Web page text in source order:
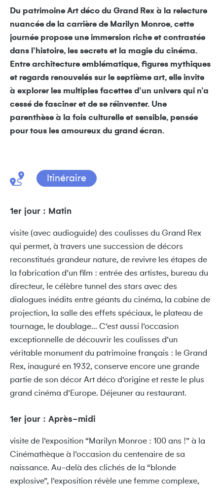
Du patrimoine Art déco du Grand Rex à la relecture
nuancée de la carrière de Marilyn Monroe, cette
journée propose une immersion riche et contrastée
dans l’histoire, les secrets et la magie du cinéma.
Entre architecture emblématique, figures mythiques
et regards renouvelés sur le septième art, elle invite
à explorer les multiples facettes d’un univers qui n’a
cessé de fasciner et de se réinventer. Une
parenthèse à la fois culturelle et sensible, pensée
pour tous les amoureux du grand écran.
Itinéraire
1er jour : Matin
visite (avec audioguide) des coulisses du Grand Rex
qui permet, à travers une succession de décors
reconstitués grandeur nature, de revivre les étapes de
la fabrication d’un film : entrée des artistes, bureau du
directeur, le célèbre tunnel des stars avec des
dialogues inédits entre géants du cinéma, la cabine de
projection, la salle des effets spéciaux, le plateau de
tournage, le doublage… C’est aussi l’occasion
exceptionnelle de découvrir les coulisses d’un
véritable monument du patrimoine français : le Grand
Rex, inauguré en 1932, conserve encore une grande
partie de son décor Art déco d’origine et reste le plus
grand cinéma d’Europe. Déjeuner au restaurant.
1er jour : Après-midi
visite de l’exposition “Marilyn Monroe : 100 ans !” à la
Cinémathèque à l’occasion du centenaire de sa
naissance. Au-delà des clichés de la “blonde
explosive”, l’exposition révèle une femme complexe,